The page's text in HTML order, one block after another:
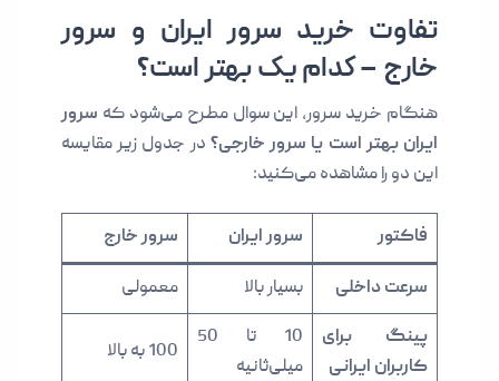
تفاوت خرید سرور ایران و سرور
خارج – کدام یک بهتر است؟
هنگام خرید سرور، این سوال مطرح می‌شود که سرور
ایران بهتر است یا سرور خارجی؟ در جدول زیر مقایسه
این دو را مشاهده می‌کنید:
فاکتور سرور ایران سرور خارج
سرعت داخلی بسیار بالا
معمولی
پینگ برای
کاربران ایرانی
10 تا 50
میلی‌ثانیه
100 به بالا